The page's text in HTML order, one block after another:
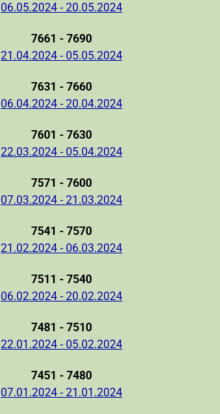
06.05.2024 - 20.05.2024
7661 - 7690
21.04.2024 - 05.05.2024
7631 - 7660
06.04.2024 - 20.04.2024
7601 - 7630
22.03.2024 - 05.04.2024
7571 - 7600
07.03.2024 - 21.03.2024
7541 - 7570
21.02.2024 - 06.03.2024
7511 - 7540
06.02.2024 - 20.02.2024
7481 - 7510
22.01.2024 - 05.02.2024
7451 - 7480
07.01.2024 - 21.01.2024